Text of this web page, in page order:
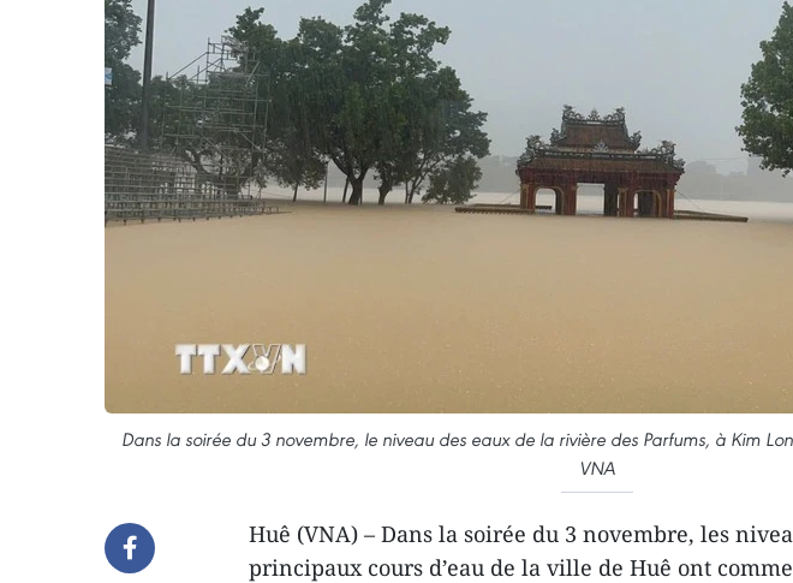
Dans la soirée du 3 novembre, le niveau des eaux de la rivière des Parfums, à Kim
VNA
Huê (VNA) – Dans la soirée du 3 novembre, les
principaux cours d’eau de la ville de Huê ont